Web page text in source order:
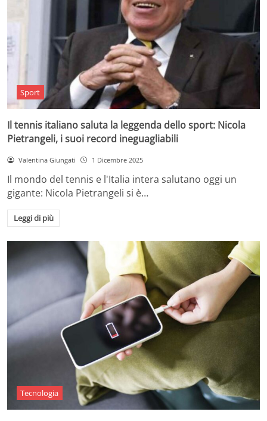
Sport
Il tennis italiano saluta la leggenda dello sport: Nicola
Pietrangeli, i suoi record ineguagliabili
Valentina Giungati 1 Dicembre 2025
Il mondo del tennis e l'Italia intera salutano oggi un
gigante: Nicola Pietrangeli si è…
Leggi di più
Tecnologia